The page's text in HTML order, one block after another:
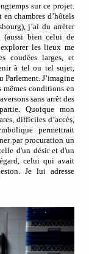
sur ce projet.
chambres d’hôtels
j’ai du arrêter
(aussi bien celui de
les lieux me
coudées larges, et
à tel ou tel sujet,
J’imagine
mêmes conditions en
sans arrêt des
Quoique mon
difficiles d’accès,
permettrait
par procuration un
d'un désir et d'un
celui qui avait
Je lui adresse